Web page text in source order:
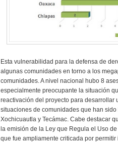
Esta vulnerabilidad para la defensa de
algunas comunidades en torno a los
comunidades. A nivel nacional hubo 8
especialmente preocupante la situación
reactivación del proyecto para desarrollar
situaciones de comunidades que han
Xochicuautla y Tecámac. Cabe destacar
la emisión de la Ley que Regula el Uso
que fue ampliamente criticada por